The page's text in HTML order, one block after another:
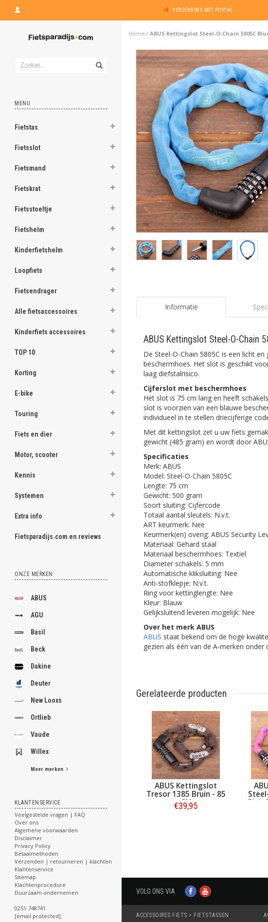
VERZENDING MET POSTNL
MENU
Fietstas
Fietsslot
Fietsmand
Fietskrat
Fietsstoeltje
Fietshelm
Kinderfietshelm
Loopfiets
Fietsendrager
Alle fietsaccessoires
Kinderfiets accessoires
TOP 10
Korting
E-bike
Touring
Fiets en dier
Motor, scooter
Kennis
Systemen
Extra info
Fietsparadijs.com en reviews
ONZE MERKEN
ABUS
AGU
Basil
Beck
Dakine
Deuter
New Looxs
Ortlieb
Vaude
Willex
Meer merken
KLANTENSERVICE
Veelgestelde vragen | FAQ
Over ons
Algemene voorwaarden
Disclaimer
Privacy Policy
Betaalmethoden
Verzenden | retourneren | klachten
Klantenservice
Sitemap
Klachtenprocedure
Duurzaam ondernemen
0251-748741
[email protected]
Home / ABUS Kettingslot Steel-O-Chain 5805C
Informatie
ABUS Kettingslot Steel-O-Chain
De Steel-O-Chain 5805C is een licht
beschermhoes. Het slot is geschikt
laag diefstalrisico.
Cijferslot met beschermhoes
Het slot is 75 cm lang en heeft
slot is voorzien van een blauwe
individueel in te stellen driecijferige
Met dit kettingslot zet u uw fiets
gewicht (485 gram) en wordt door
Specificaties
Merk: ABUS
Model: Steel-O-Chain 5805C
Lengte: 75 cm
Gewicht: 500 gram
Soort sluiting: Cijfercode
Totaal aantal sleutels: N.v.t.
ART keurmerk: Nee
Keurmerk(en) overig: ABUS Security
Materiaal: Gehard staal
Materiaal beschermhoes: Textiel
Diameter schakels: 5 mm
Automatische kliksluiting: Nee
Anti-stofklepje: N.v.t.
Ring voor kettinglengte: Nee
Kleur: Blauw
Gelijksluitend leveren mogelijk: Nee
Over het merk ABUS
ABUS staat bekend om de hoge
gezien als één van de A-merken onder
Gerelateerde producten
ABUS Kettingslot
Tresor 1385 Bruin - 85
CM
€39,95
Pink
VOLG ONS VIA
ACCESSOIRES FIETS > FIETSTASSEN